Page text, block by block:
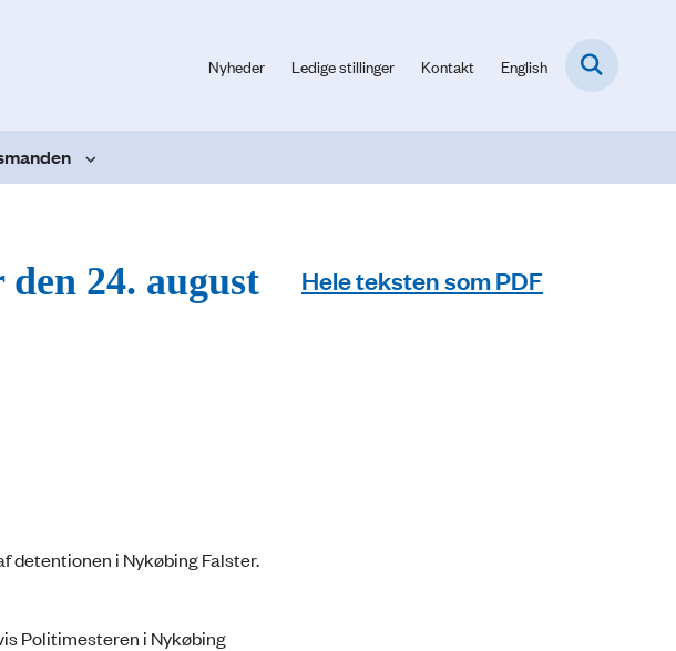
Nyheder Ledige stillinger Kontakt English
24. august
detentionen i Nykøbing Falster.
Politimesteren i Nykøbing
Hele teksten som PDF